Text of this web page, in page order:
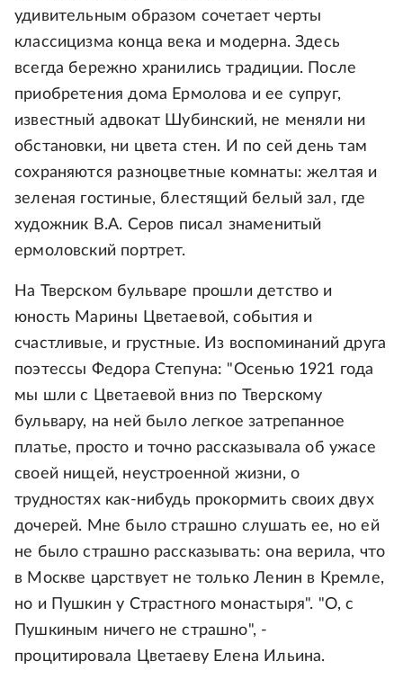
удивительным образом сочетает черты
классицизма конца века и модерна. Здесь
всегда бережно хранились традиции. После
приобретения дома Ермолова и ее супруг,
известный адвокат Шубинский, не меняли ни
обстановки, ни цвета стен. И по сей день там
сохраняются разноцветные комнаты: желтая и
зеленая гостиные, блестящий белый зал, где
художник В.А. Серов писал знаменитый
ермоловский портрет.
На Тверском бульваре прошли детство и
юность Марины Цветаевой, события и
счастливые, и грустные. Из воспоминаний друга
поэтессы Федора Степуна: "Осенью 1921 года
мы шли с Цветаевой вниз по Тверскому
бульвару, на ней было легкое затрепанное
платье, просто и точно рассказывала об ужасе
своей нищей, неустроенной жизни, о
трудностях как-нибудь прокормить своих двух
дочерей. Мне было страшно слушать ее, но ей
не было страшно рассказывать: она верила, что
в Москве царствует не только Ленин в Кремле,
но и Пушкин у Страстного монастыря". "О, с
Пушкиным ничего не страшно", -
процитировала Цветаеву Елена Ильина.